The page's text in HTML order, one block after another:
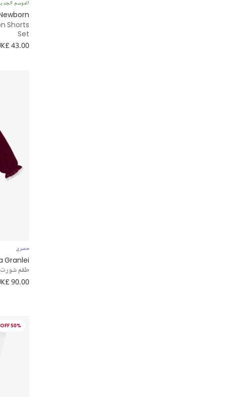
الموسم
Shorts
Set
43.00
حصري
Granlei
طقم شورت
90.00
50% OFF